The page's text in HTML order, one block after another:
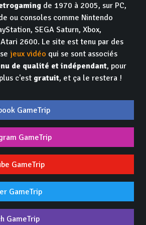
de 1970 à 2005, sur PC,
ou consoles comme Nintendo
SEGA Saturn, Xbox,
2600. Le site est tenu par des
jeux vidéo qui se sont associés
de qualité et indépendant, pour
c'est gratuit, et ça le restera !
GameTrip
GameTrip
GameTrip
GameTrip
GameTrip